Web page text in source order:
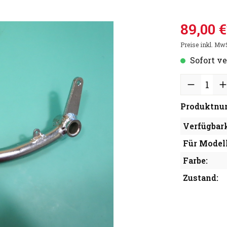
89,00
Preise inkl.
Sofort
Für
Farbe:
Zustand: